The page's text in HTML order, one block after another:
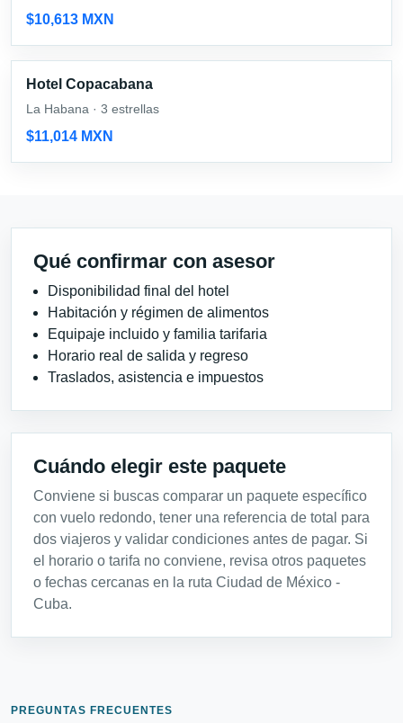
$10,613 MXN
Hotel Copacabana
La Habana · 3 estrellas
$11,014 MXN
Qué confirmar con asesor
Disponibilidad final del hotel
Habitación y régimen de alimentos
Equipaje incluido y familia tarifaria
Horario real de salida y regreso
Traslados, asistencia e impuestos
Cuándo elegir este paquete
Conviene si buscas comparar un paquete específico
con vuelo redondo, tener una referencia de total para
dos viajeros y validar condiciones antes de pagar. Si
el horario o tarifa no conviene, revisa otros paquetes
o fechas cercanas en la ruta Ciudad de México -
Cuba.
PREGUNTAS FRECUENTES